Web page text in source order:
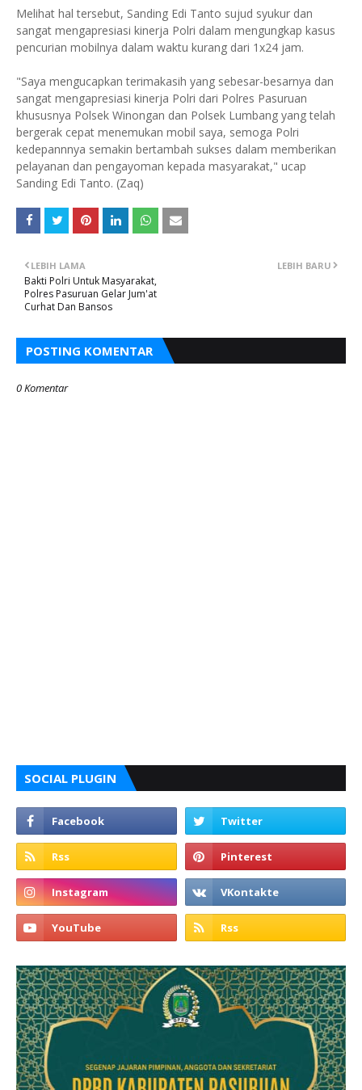
Melihat hal tersebut, Sanding Edi Tanto sujud syukur dan
sangat mengapresiasi kinerja Polri dalam mengungkap kasus
pencurian mobilnya dalam waktu kurang dari 1x24 jam.
"Saya mengucapkan terimakasih yang sebesar-besarnya dan
sangat mengapresiasi kinerja Polri dari Polres Pasuruan
khususnya Polsek Winongan dan Polsek Lumbang yang telah
bergerak cepat menemukan mobil saya, semoga Polri
kedepannnya semakin bertambah sukses dalam memberikan
pelayanan dan pengayoman kepada masyarakat," ucap
Sanding Edi Tanto. (Zaq)
LEBIH BARU
LEBIH LAMA
Bakti Polri Untuk Masyarakat,
Polres Pasuruan Gelar Jum'at
Curhat Dan Bansos
POSTING KOMENTAR
0 Komentar
SOCIAL PLUGIN